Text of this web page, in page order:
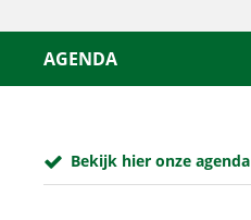
AGENDA
Bekijk hier onze agenda